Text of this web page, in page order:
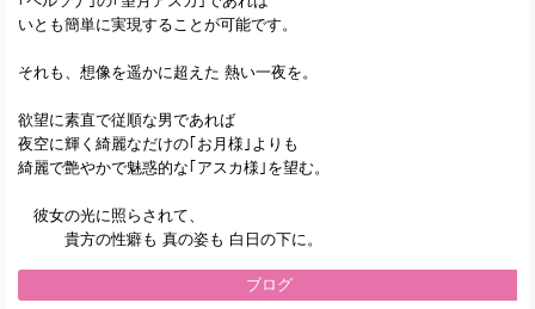
いとも簡単に実現することが可能です。
それも、想像を遥かに超えた 熱い一夜を。
欲望に素直で従順な男であれば
夜空に輝く綺麗なだけの｢お月様｣よりも
綺麗で艶やかで魅惑的な｢アスカ様｣を望む。
彼女の光に照らされて、
貴方の性癖も 真の姿も 白日の下に。
ブログ